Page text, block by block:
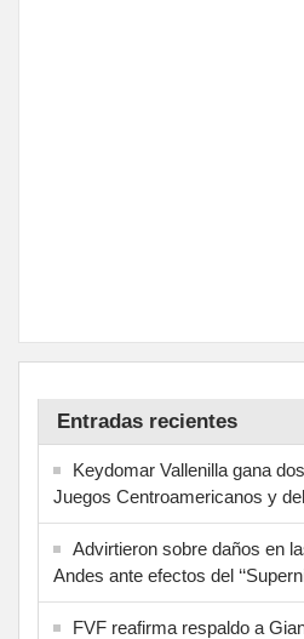
Entradas recientes
Keydomar Vallenilla gana
Juegos Centroamericanos y
Advirtieron sobre daños en
Andes ante efectos del
FVF reafirma respaldo a